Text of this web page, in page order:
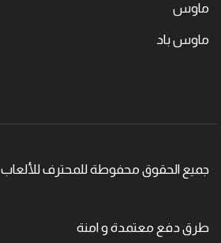
ماوس
ماوس باد
جميع الحقوق محفوطة للمحترف للألعاب
طرق دفع معتمدة و امنة